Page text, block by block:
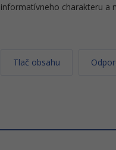
informatívneho charakteru a
Tlač obsahu